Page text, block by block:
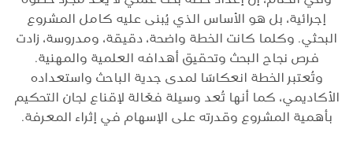
إجرائية، بل هو الأساس الذي يُبنى عليه كامل المشروع
البحثي. وكلما كانت الخطة واضحة، دقيقة، ومدروسة، زادت
فرص نجاح البحث وتحقيق أهدافه العلمية والمهنية.
وتُعتبر الخطة انعكاسًا لمدى جدية الباحث واستعداده
الأكاديمي، كما أنها تُعد وسيلة فعّالة لإقناع لجان التحكيم
بأهمية المشروع وقدرته على الإسهام في إثراء المعرفة.